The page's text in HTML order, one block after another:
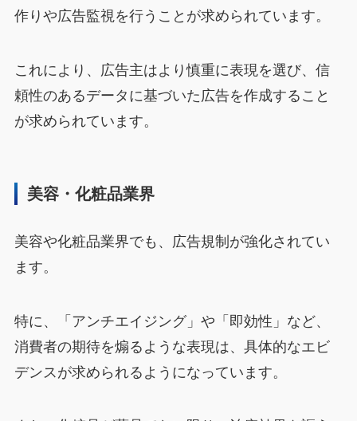
作りや広告監視を行うことが求められています。
これにより、広告主はより慎重に表現を選び、信
頼性のあるデータに基づいた広告を作成すること
が求められています。
美容・化粧品業界
美容や化粧品業界でも、広告規制が強化されてい
ます。
特に、「アンチエイジング」や「即効性」など、
消費者の期待を煽るような表現は、具体的なエビ
デンスが求められるようになっています。